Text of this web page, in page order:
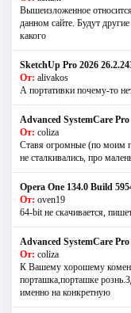
Вышеизложенное
данном сайте. Будут
какого
SketchUp Pro 2026
От: alivakos
А портативки почему-то
Advanced SystemCare Pro
От: coliza
Ставя огромные (по моим
не сталкивались, про
Opera One 134.0 Build
От: oven19
64-bit не скачивается,
Advanced SystemCare Pro
От: coliza
К Вашему хорошему
порташка,порташке
именно на конкретную